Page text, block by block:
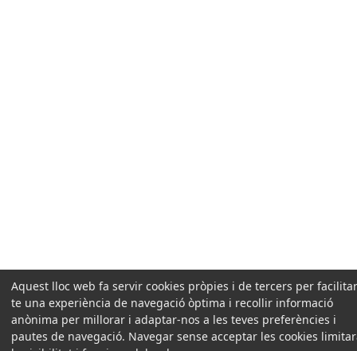
Aquest lloc web fa servir cookies pròpies i de tercers per
te una experiència de navegació òptima i recollir informació
anònima per millorar i adaptar-nos a les teves preferències i
pautes de navegació. Navegar sense acceptar les cookies